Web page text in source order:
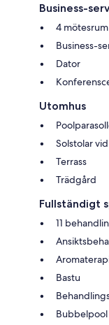
Business-
4 mötesrum
Business-
Dator
Utomhus
Solstolar
Terrass
Trädgård
Fullständigt
11
Bastu
Bubbelpool